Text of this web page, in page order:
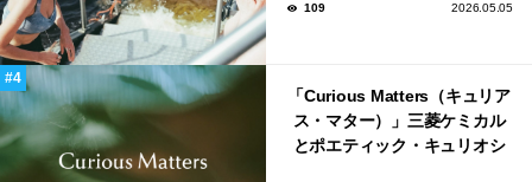
109 2026.05.05
「Curious Matters（キュリア
ス・マター）」三菱ケミカル
とポエティック・キュリオシ